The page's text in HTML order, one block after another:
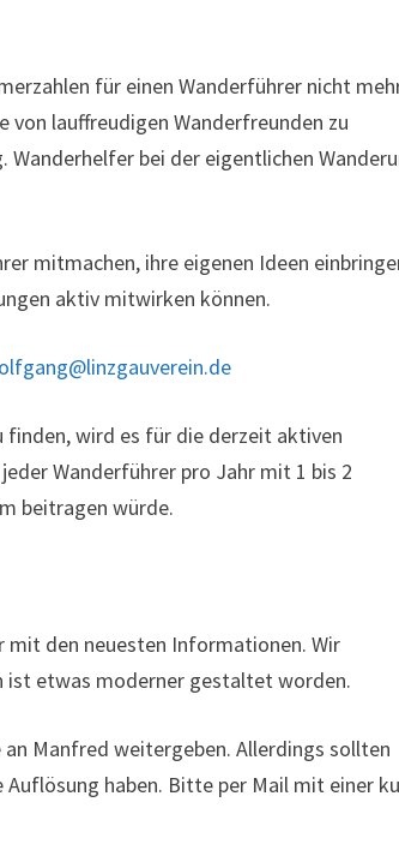
für einen Wanderführer nicht
von lauffreudigen Wanderfreunden zu
bei der eigentlichen
mitmachen, ihre eigenen Ideen
aktiv mitwirken können.
finden, wird es für die derzeit aktiven
Wanderführer pro Jahr mit 1 bis 2
beitragen würde.
mit den neuesten Informationen. Wir
ist etwas moderner gestaltet worden.
Manfred weitergeben. Allerdings sollten
haben. Bitte per Mail mit einer